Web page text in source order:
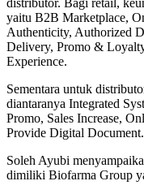
distributor. Bagi retail,
yaitu B2B Marketplace,
Authenticity, Authorized
Delivery, Promo &
Experience.
Sementara untuk
diantaranya Integrated
Promo, Sales Increase,
Provide Digital Document.
Soleh Ayubi
dimiliki Biofarma Group